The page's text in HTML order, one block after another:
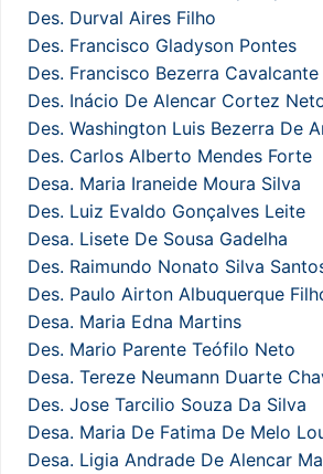
Des. Durval Aires Filho
Des. Francisco Gladyson Pontes
Des. Francisco Bezerra Cavalcante
Des. Inácio De Alencar Cortez
Des. Washington Luis Bezerra De
Des. Carlos Alberto Mendes Forte
Desa. Maria Iraneide Moura Silva
Des. Luiz Evaldo Gonçalves Leite
Desa. Lisete De Sousa Gadelha
Des. Raimundo Nonato Silva
Des. Paulo Airton Albuquerque
Desa. Maria Edna Martins
Des. Mario Parente Teófilo Neto
Desa. Tereze Neumann Duarte
Des. Jose Tarcilio Souza Da Silva
Desa. Maria De Fatima De Melo
Desa. Ligia Andrade De Alencar